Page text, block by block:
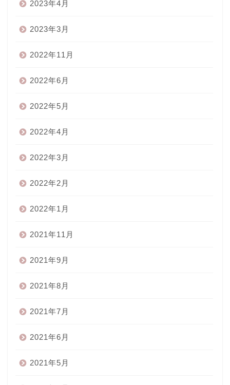
2023年4月
2023年3月
2022年11月
2022年6月
2022年5月
2022年4月
2022年3月
2022年2月
2022年1月
2021年11月
2021年9月
2021年8月
2021年7月
2021年6月
2021年5月